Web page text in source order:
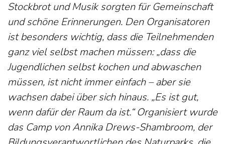
Stockbrot und Musik sorgten für Gemeinschaft
und schöne Erinnerungen. Den Organisatoren
ist besonders wichtig, dass die Teilnehmenden
ganz viel selbst machen müssen: „dass die
Jugendlichen selbst kochen und abwaschen
müssen, ist nicht immer einfach – aber sie
wachsen dabei über sich hinaus. „Es ist gut,
wenn dafür der Raum da ist.“ Organisiert wurde
das Camp von Annika Drews-Shambroom, der